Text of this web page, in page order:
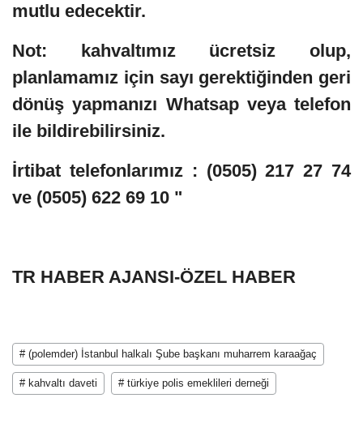
mutlu edecektir.
Not: kahvaltımız ücretsiz olup,
planlamamız için sayı gerektiğinden geri
dönüş yapmanızı Whatsap veya telefon
ile bildirebilirsiniz.
İrtibat telefonlarımız : (0505) 217 27 74
ve (0505) 622 69 10 "
TR HABER AJANSI-ÖZEL HABER
# (polemder) İstanbul halkalı Şube başkanı muharrem karaağaç
# kahvaltı daveti # türkiye polis emeklileri derneği